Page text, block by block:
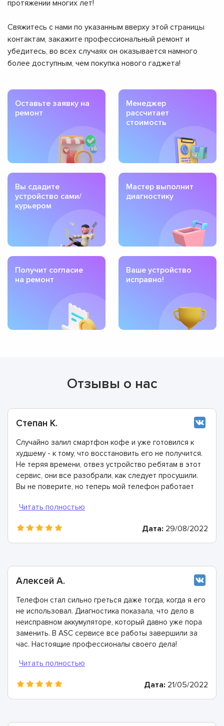
протяжении многих лет!
Свяжитесь с нами по указанным вверху этой страницы
контактам, закажите профессиональный ремонт и
убедитесь, во всех случаях он оказывается намного
более доступным, чем покупка нового гаджета!
Оставьте заявку на
ремонт
Менеджер
рассчитает
стоимость
Вы сдадите
устройство сами/
курьером
Мастер выполнит
диагностику
Получит согласие
на ремонт
Ваше устройство
исправно!
Отзывы о нас
Степан К.
Случайно залил смартфон кофе и уже готовился к
худшему - к тому, что восстановить его не получится.
Не теряя времени, отвез устройство ребятам в этот
сервис, они все разобрали, как следует просушили.
Вы не поверите, но теперь мой телефон работает
Дата: 29/08/2022
Алексей А.
Телефон стал сильно греться даже тогда, когда я его
не использовал. Диагностика показала, что дело в
неисправном аккумуляторе, который давно уже пора
заменить. В ASC сервисе все работы завершили за
час. Настоящие профессионалы своего дела!
Дата: 21/05/2022